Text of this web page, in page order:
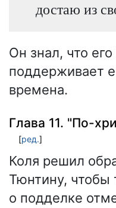
достаю из
Он знал, что
поддерживает
времена.
Глава 11. "По-
[ред.]
Коля решил
Тюнтину, чтобы
о подделке